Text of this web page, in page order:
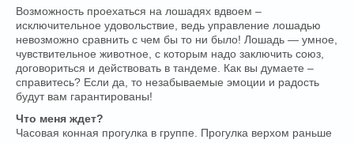
​Возможность проехаться на лошадях вдвоем –
исключительное удовольствие, ведь управление лошадью
невозможно сравнить с чем бы то ни было! Лошадь — умное,
чувствительное животное, с которым надо заключить союз,
договориться и действовать в тандеме. Как вы думаете –
справитесь? Если да, то незабываемые эмоции и радость
будут вам гарантированы!
Что меня ждет?
Часовая конная прогулка в группе. Прогулка верхом раньше